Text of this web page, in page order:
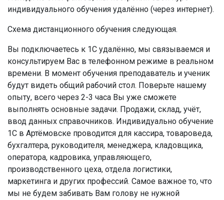
индивидуального обучения удалённо (через интернет).
Схема дистанционного обучения следующая.
Вы подключаетесь к 1С удалённо, мы связываемся и
консультируем Вас в телефонном режиме в реальном
времени. В момент обучения преподаватель и ученик
будут видеть общий рабочий стол. Поверьте нашему
опыту, всего через 2-3 часа Вы уже сможете
выполнять основные задачи. Продажи, склад, учёт,
ввод данных справочников. Индивидуально обучение
1С в Артёмовске проводится для кассира, товароведа,
бухгалтера, руководителя, менеджера, кладовщика,
оператора, кадровика, управляющего,
производственного цеха, отдела логистики,
маркетинга и других профессий. Самое важное то, что
мы не будем забивать Вам голову не нужной